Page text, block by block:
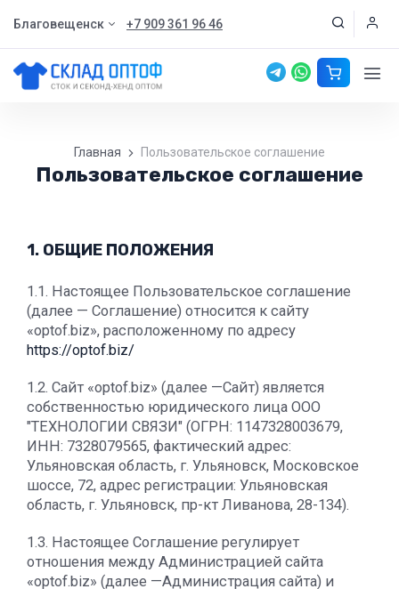
Благовещенск +7 909 361 96 46
Главная Пользовательское соглашение
Пользовательское соглашение
1. ОБЩИЕ ПОЛОЖЕНИЯ
1.1. Настоящее Пользовательское соглашение
(далее — Соглашение) относится к сайту
«optof.biz», расположенному по адресу
https://optof.biz/
1.2. Сайт «optof.biz» (далее —Сайт) является
собственностью юридического лица ООО
"ТЕХНОЛОГИИ СВЯЗИ" (ОГРН: 1147328003679,
ИНН: 7328079565, фактический адрес:
Ульяновская область, г. Ульяновск, Московское
шоссе, 72, адрес регистрации: Ульяновская
область, г. Ульяновск, пр-кт Ливанова, 28-134).
1.3. Настоящее Соглашение регулирует
отношения между Администрацией сайта
«optof.biz» (далее —Администрация сайта) и